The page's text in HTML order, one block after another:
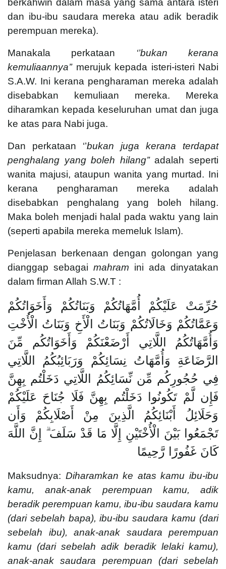
berkahwin dalam masa yang sama antara isteri
dan ibu-ibu saudara mereka atau adik beradik
perempuan mereka).
Manakala perkataan
‘’bukan kerana
kemuliaannya’’ merujuk kepada isteri-isteri Nabi
S.A.W. Ini kerana pengharaman mereka adalah
disebabkan kemuliaan mereka. Mereka
diharamkan kepada keseluruhan umat dan juga
ke atas para Nabi juga.
Dan perkataan ‘’bukan juga kerana terdapat
penghalang yang boleh hilang’’adalah seperti
wanita majusi, ataupun wanita yang murtad. Ini
kerana pengharaman mereka adalah
disebabkan penghalang yang boleh hilang.
Maka boleh menjadi halal pada waktu yang lain
(seperti apabila mereka memeluk Islam).
Penjelasan berkenaan dengan golongan yang
dianggap sebagai mahram ini ada dinyatakan
dalam firman Allah S.W.T :
حُرِّمَتْ عَلَيْكُمْ أُمَّهَاتُكُمْ وَبَنَاتُكُمْ وَأَخَوَاتُكُمْ
وَعَمَّاتُكُمْ وَخَالَاتُكُمْ وَبَنَاتُ الْأَخِ وَبَنَاتُ الْأُخْتِ
وَأُمَّهَاتُكُمُ اللَّاتِي أَرْضَعْنَكُمْ وَأَخَوَاتُكُم مِّنَ
الرَّضَاعَةِ وَأُمَّهَاتُ نِسَائِكُمْ وَرَبَائِبُكُمُ اللَّاتِي
فِي حُجُورِكُم مِّن نِّسَائِكُمُ اللَّاتِي دَخَلْتُم بِهِنَّ
فَإِن لَّمْ تَكُونُوا دَخَلْتُم بِهِنَّ فَلَا جُنَاحَ عَلَيْكُمْ
وَحَلَائِلُ أَبْنَائِكُمُ الَّذِينَ مِنْ أَصْلَابِكُمْ وَأَن
تَجْمَعُوا بَيْنَ الْأُخْتَيْنِ إِلَّا مَا قَدْ سَلَفَ ۗ إِنَّ اللَّهَ
كَانَ غَفُورًا رَّحِيمًا
Maksudnya: Diharamkan ke atas kamu ibu-ibu
kamu, anak-anak perempuan kamu, adik
beradik perempuan kamu, ibu-ibu saudara kamu
(dari sebelah bapa), ibu-ibu saudara kamu (dari
sebelah ibu), anak-anak saudara perempuan
kamu (dari sebelah adik beradik lelaki kamu),
anak-anak saudara perempuan (dari sebelah